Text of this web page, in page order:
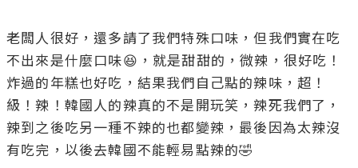
老闆人很好，還多請了我們特殊口味，但我們實在吃
不出來是什麼口味😆，就是甜甜的，微辣，很好吃！
炸過的年糕也好吃，結果我們自己點的辣味，超！
級！辣！韓國人的辣真的不是開玩笑，辣死我們了，
辣到之後吃另一種不辣的也都變辣，最後因為太辣沒
有吃完，以後去韓國不能輕易點辣的🤣